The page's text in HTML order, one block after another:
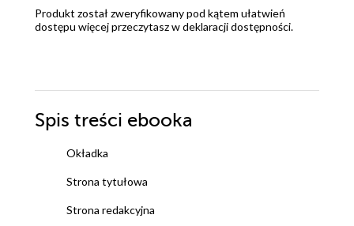
Produkt został zweryfikowany pod kątem ułatwień
dostępu więcej przeczytasz wdeklaracji dostępności.
Spis treści ebooka
Okładka
Strona tytułowa
Strona redakcyjna